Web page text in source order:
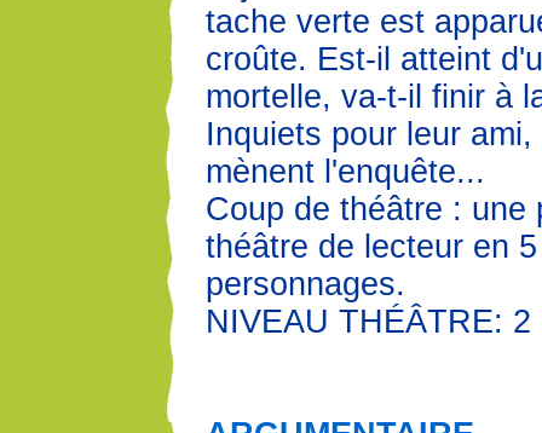
tache verte est
croûte. Est-il atteint
mortelle, va-t-il finir à
Inquiets pour leur
mènent l'enquête...
Coup de théâtre : une
théâtre de lecteur en
personnages.
NIVEAU THÉÂTRE: 2